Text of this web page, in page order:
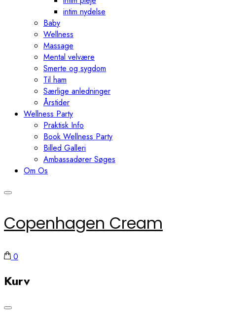
intim nydelse
Baby
Wellness
Massage
Mental velvære
Smerte og sygdom
Til ham
Særlige anledninger
Årstider
Wellness Party
Praktisk Info
Book Wellness Party
Billed Galleri
Ambassadører Søges
Om Os
Copenhagen Cream
0
Kurv